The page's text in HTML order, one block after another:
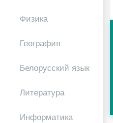
Физика
География
Белорусский язык
Литература
Информатика